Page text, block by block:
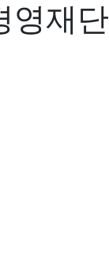
영재단